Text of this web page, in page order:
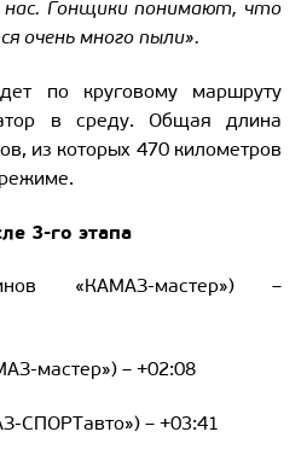
нас. Гонщики понимают, что
очень много пыли».
по круговому маршруту
в среду. Общая длина
из которых 470 километров
3-го этапа
«КАМАЗ-мастер») –
мастер») – +02:08
СПОРТавто») – +03:41